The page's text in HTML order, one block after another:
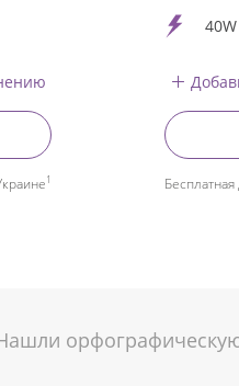
1
40W